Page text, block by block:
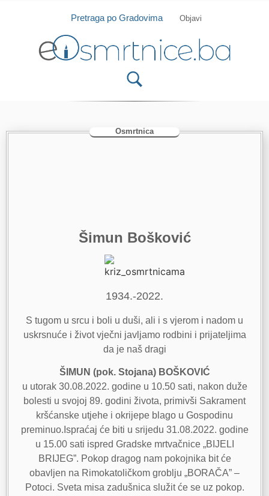
Isprobajte našu Android i IOS aplikaciju
Pretraga po Gradovima Objavi
Osmrtnica
Šimun Bošković
1934.-2022.
S tugom u srcu i boli u duši, ali i s vjerom i nadom u
uskrsnuće i život vječni javljamo rodbini i prijateljima
da je naš dragi
ŠIMUN (pok. Stojana) BOŠKOVIĆ
u utorak 30.08.2022. godine u 10.50 sati, nakon duže
bolesti u svojoj 89. godini života, primivši Sakrament
kršćanske utjehe i okrijepe blago u Gospodinu
preminuo.Ispraćaj će biti u srijedu 31.08.2022. godine
u 15.00 sati ispred Gradske mrtvačnice „BIJELI
BRIJEG”. Pokop dragog nam pokojnika bit će
obavljen na Rimokatoličkom groblju „BORAČA” –
Potoci. Sveta misa zadušnica služit će se uz pokop.